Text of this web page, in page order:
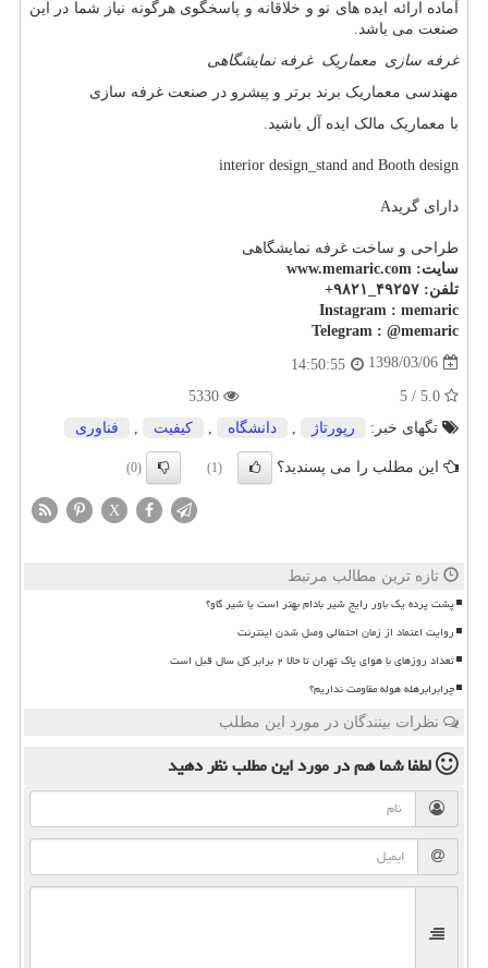
آماده ارائه ایده های نو و خلاقانه و پاسخگوی هرگونه نیاز شما در این
صنعت می باشد.
غرفه سازی معماریک غرفه نمایشگاهی
مهندسی معماریک برند برتر و پیشرو در صنعت غرفه سازی
با معماریک مالک ایده آل باشید.
interior design_stand and Booth design
دارای گریدA
طراحی و ساخت غرفه نمایشگاهی
سایت: www.memaric.com
تلفن: ۴۹۲۵۷_۹۸۲۱+
Instagram : memaric
Telegram : @memaric
1398/03/06
14:50:55
تگهای خبر:
رپورتاژ دانشگاه كیفیت فناوری
این مطلب را می پسندید؟ (1)
(0)
X
تازه ترین مطالب مرتبط
پشت پرده یک باور رایج شیر بادام بهتر است یا شیر گاو؟
روایت اعتماد از زمان احتمالی وصل شدن اینترنت
تعداد روزهای با هوای پاک تهران تا حالا ۲ برابر کل سال قبل است
چرابرابرهله هوله مقاومت نداریم؟
نظرات بینندگان در مورد این مطلب
لطفا شما همدر مورد این مطلبنظر دهید